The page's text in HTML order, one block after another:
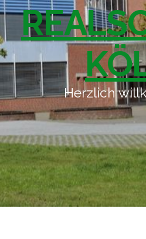
Herzlich